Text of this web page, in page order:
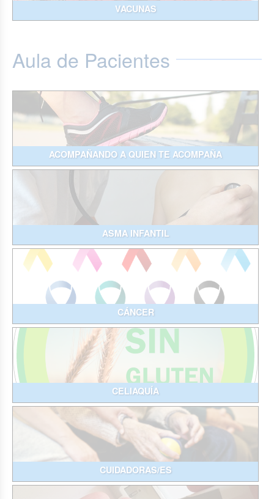
VACUNAS
Aula de Pacientes
ACOMPAÑANDO A QUIEN TE ACOMPAÑA
ASMA INFANTIL
CÁNCER
CELIAQUÍA
CUIDADORAS/ES